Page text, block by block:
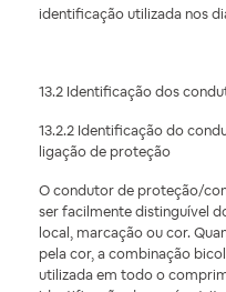
identificação utilizada nos
13.2 Identificação dos
13.2.2 Identificação do
ligação de proteção
O condutor de proteção/
ser facilmente distinguível
local, marcação ou cor.
pela cor, a combinação
utilizada em todo o